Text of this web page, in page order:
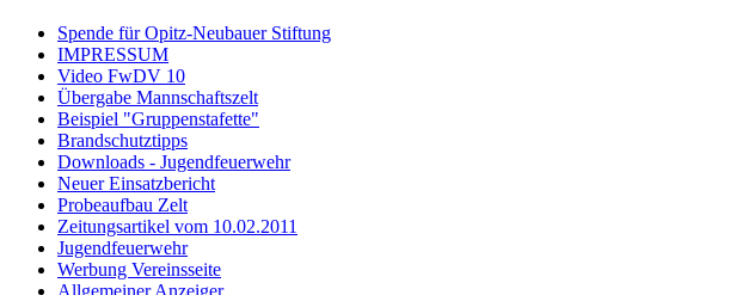
Spende für Opitz-Neubauer Stiftung
IMPRESSUM
Video FwDV 10
Übergabe Mannschaftszelt
Beispiel "Gruppenstafette"
Brandschutztipps
Downloads - Jugendfeuerwehr
Neuer Einsatzbericht
Probeaufbau Zelt
Zeitungsartikel vom 10.02.2011
Jugendfeuerwehr
Werbung Vereinsseite
Allgemeiner Anzeiger